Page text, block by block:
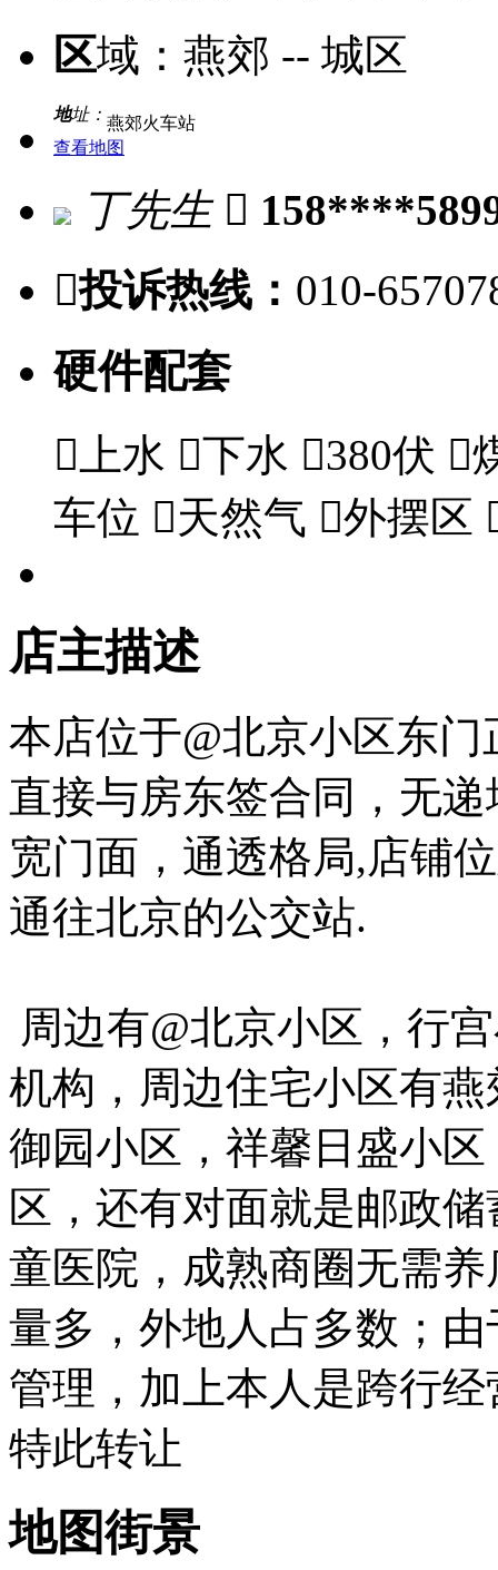
区域： 燕郊 -- 城区
地址： 燕郊火车站
查看地图
丁先生 
投诉热线： 010-
硬件配套
 上水 下水 380伏 
车位 天然气 外摆区
店主描述
本店位于@北京小区东
直接与房东签合同，无
宽门面，通透格局,店铺
通往北京的公交站.
周边有@北京小区，行
机构，周边住宅小区有
御园小区，祥馨日盛小
区，还有对面就是邮政
童医院，成熟商圈无需
量多，外地人占多数；
管理，加上本人是跨行
特此转让
地图街景